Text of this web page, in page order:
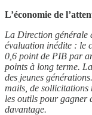
L’économie de
La Direction générale
évaluation inédite : le
0,6 point de PIB par
points à long terme.
des jeunes
mails, de sollicitations
les outils pour gagner
davantage.